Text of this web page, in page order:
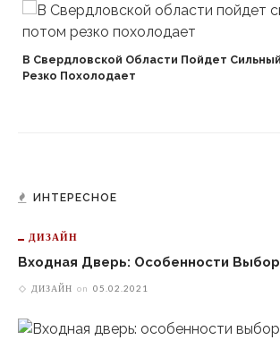
В Свердловской Области Пойдет
Резко Похолодает
ИНТЕРЕСНОЕ
ДИЗАЙН
Входная Дверь: Особенности
ДИЗАЙН on 05.02.2021